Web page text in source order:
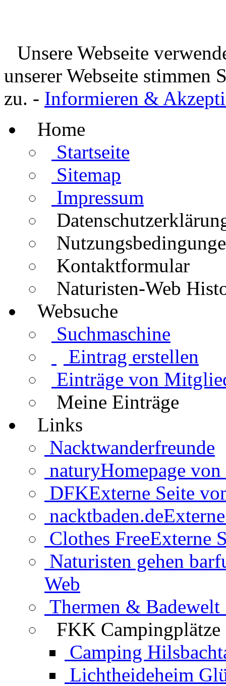
Unsere Webseite
unserer Webseite stimmen
zu. - Informieren &
Home
Startseite
Sitemap
Impressum
Kontaktformular
Naturisten-Web
Websuche
Suchmaschine
Eintrag erstellen
Einträge von
Meine Einträge
Links
Nacktwanderfreunde
naturyHomepage
DFKExterne Seite
nacktbaden.de
Clothes FreeExterne
Naturisten gehen
Web
Thermen & Badewelt
FKK Campingplätze
Camping
Lichtheideheim